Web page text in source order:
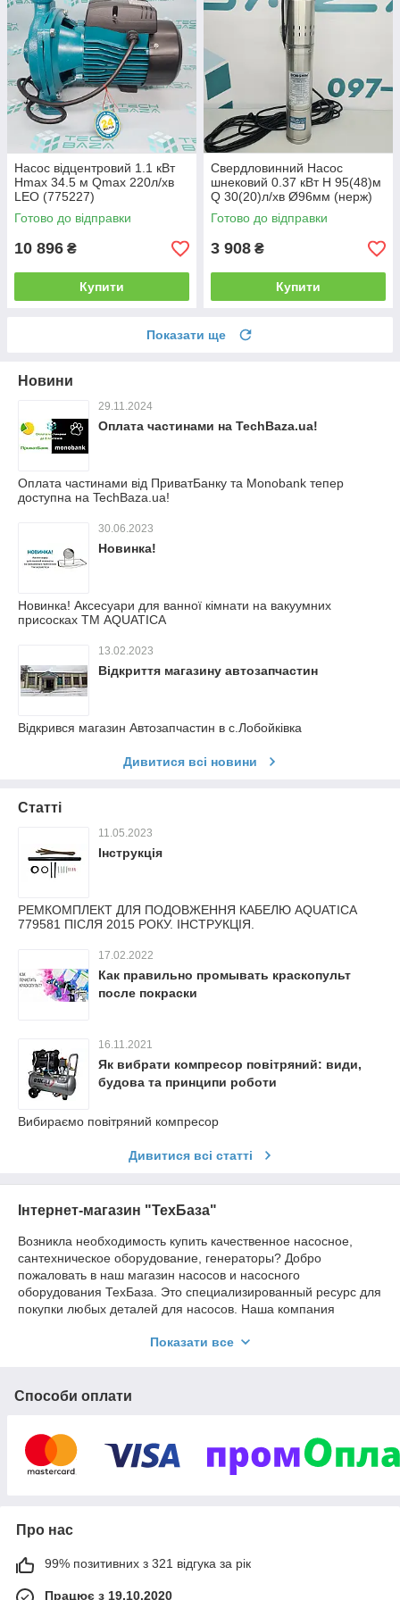
Насос відцентровий 1.1 кВт
Hmax 34.5 м Qmax 220л/хв
LEO (775227)
Готово до відправки
10 896 ₴
Купити
Свердловинний Насос
шнековий 0.37 кВт H 95(48)м
Q 30(20)л/хв Ø96мм (нерж)
DONGYIN 4QGD1.2-50-0.37
(777211)
Готово до відправки
3 908 ₴
Купити
Показати ще
Новини
29.11.2024
Оплата частинами на TechBaza.ua!
Оплата частинами від ПриватБанку та Monobank тепер
доступна на TechBaza.ua!
30.06.2023
Новинка!
Новинка! Аксесуари для ванної кімнати на вакуумних
присосках ТМ AQUATICA
13.02.2023
Відкриття магазину автозапчастин
Відкрився магазин Автозапчастин в с.Лобойківка
Дивитися всі новини
Статті
11.05.2023
Інструкція
РЕМКОМПЛЕКТ ДЛЯ ПОДОВЖЕННЯ КАБЕЛЮ AQUATICA
779581 ПІСЛЯ 2015 РОКУ. ІНСТРУКЦІЯ.
17.02.2022
Как правильно промывать краскопульт
после покраски
16.11.2021
Як вибрати компресор повітряний: види,
будова та принципи роботи
Вибираємо повітряний компресор
Дивитися всі статті
Інтернет-магазин "ТехБаза"
Возникла необходимость купить качественное насосное,
сантехническое оборудование, генераторы? Добро
пожаловать в наш магазин насосов и насосного
оборудования ТехБаза. Это специализированный ресурс для
покупки любых деталей для насосов. Наша компания
специализируясь на продаже оборудования от лучших
«Sigma»;
«Wetron»;
Мы сотрудничаем с производственными предприятиями,
потребителями Днепра, Одессы и других городов Украины.
Являясь официальным дистрибьютором ведущих
Показати все
Способи оплати
Про нас
99% позитивних з 321 відгука за рік
Працює з 19.10.2020